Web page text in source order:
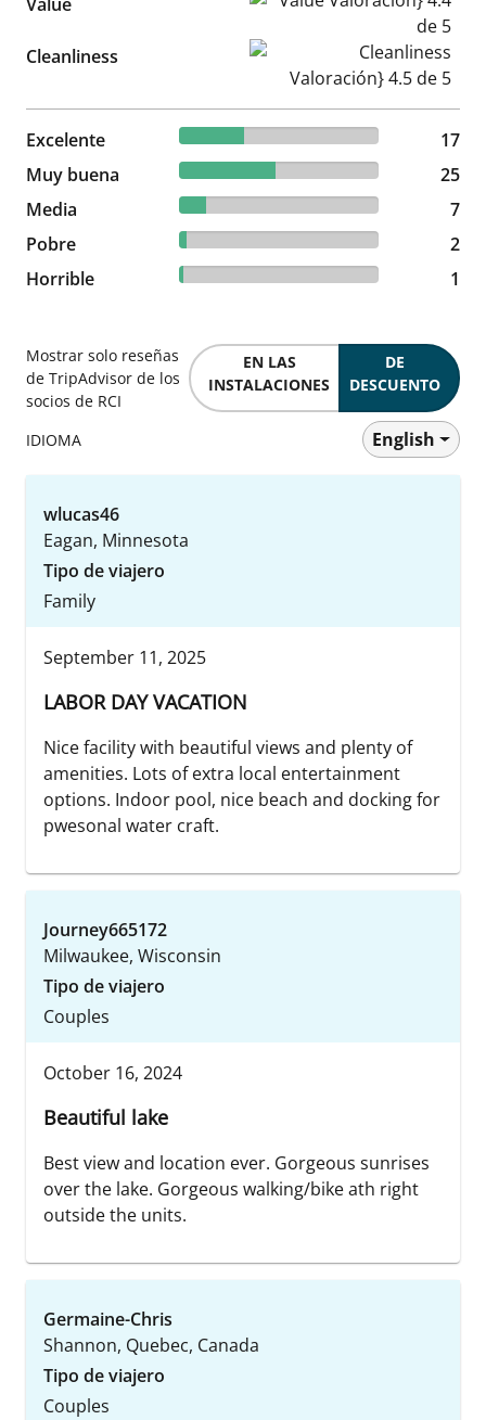
Value
Cleanliness Cleanliness Valoración} 4.5
Excelente 32.69% reviewed Excelente
17 reviews
17
Muy buena
48.08% reviewed Muy buena
25 reviews
25
Media
13.46% reviewed Media
7 reviews
7
Pobre
3.85% reviewed Pobre
2 reviews
2
Horrible
1.92% reviewed Horrible
1 reviews 1
Mostrar solo reseñas
de TripAdvisor de los
socios de RCI
EN LAS
INSTALACIONES
DE
DESCUENTO
IDIOMA English
wlucas46
Eagan, Minnesota
Tipo de viajero
Family
September 11, 2025
LABOR DAY VACATION
Nice facility with beautiful views and plenty of
amenities. Lots of extra local entertainment
options. Indoor pool, nice beach and docking for
pwesonal water craft.
Journey665172
Milwaukee, Wisconsin
Tipo de viajero
Couples
October 16, 2024
Beautiful lake
Best view and location ever. Gorgeous sunrises
over the lake. Gorgeous walking/bike ath right
outside the units.
Germaine-Chris
Shannon, Quebec, Canada
Tipo de viajero
Couples